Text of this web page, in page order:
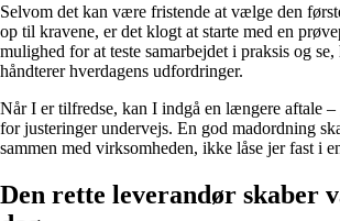
Selvom det kan være fristende at vælge den
op til kravene, er det klogt at starte med en
mulighed for at teste samarbejdet i praksis og
håndterer hverdagens udfordringer.
Når I er tilfredse, kan I indgå en længere aftale –
for justeringer undervejs. En god madordning
sammen med virksomheden, ikke låse jer fast i
Den rette leverandør skaber